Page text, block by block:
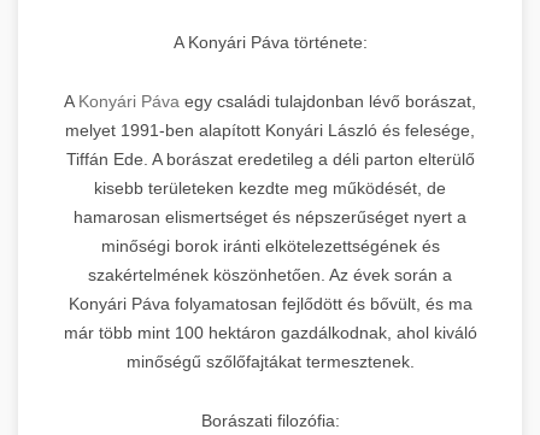
A Konyári Páva története:
A Konyári Páva egy családi tulajdonban lévő borászat,
melyet 1991-ben alapított Konyári László és felesége,
Tiffán Ede. A borászat eredetileg a déli parton elterülő
kisebb területeken kezdte meg működését, de
hamarosan elismertséget és népszerűséget nyert a
minőségi borok iránti elkötelezettségének és
szakértelmének köszönhetően. Az évek során a
Konyári Páva folyamatosan fejlődött és bővült, és ma
már több mint 100 hektáron gazdálkodnak, ahol kiváló
minőségű szőlőfajtákat termesztenek.
Borászati filozófia: